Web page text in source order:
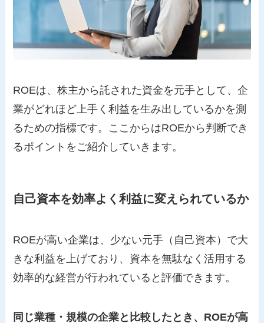
ROEは、株主から託された資金を元手として、企
業がどれほど上手く利益を生み出しているかを測
るための指標です。ここからはROEから判断でき
るポイントをご紹介していきます。
自己資本を効率よく利益に変えられているか
ROEが高い企業は、少ない元手（自己資本）で大
きな利益を上げており、資本を無駄なく活用する
効率的な経営が行われていると評価できます。
同じ業種・規模の企業と比較したとき、ROEが高